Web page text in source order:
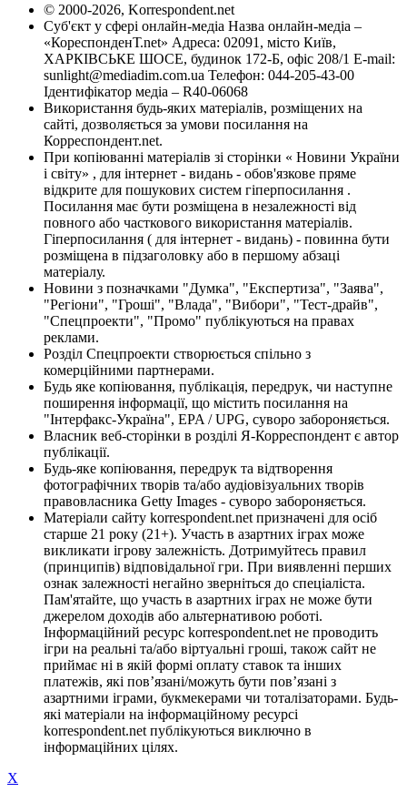
© 2000-2026, Korrespondent.net
Суб'єкт у сфері онлайн-медіа Назва онлайн-медіа –
«КореспонденТ.net» Адреса: 02091, місто Київ,
ХАРКІВСЬКЕ ШОСЕ, будинок 172-Б, офіс 208/1 E-mail:
sunlight@mediadim.com.ua Телефон: 044-205-43-00
Ідентифікатор медіа – R40-06068
Використання будь-яких матеріалів, розміщених на
сайті, дозволяється за умови посилання на
Корреспондент.net.
При копіюванні матеріалів зі сторінки « Новини України
і світу» , для інтернет - видань - обов'язкове пряме
відкрите для пошукових систем гіперпосилання .
Посилання має бути розміщена в незалежності від
повного або часткового використання матеріалів.
Гіперпосилання ( для інтернет - видань) - повинна бути
розміщена в підзаголовку або в першому абзаці
матеріалу.
Новини з позначками "Думка", "Експертиза", "Заява",
"Регіони", "Гроші", "Влада", "Вибори", "Тест-драйв",
"Спецпроекти", "Промо" публікуються на правах
реклами.
Розділ Спецпроекти створюється спільно з
комерційними партнерами.
Будь яке копіювання, публікація, передрук, чи наступне
поширення інформації, що містить посилання на
"Інтерфакс-Україна", EPA / UPG, суворо забороняється.
Власник веб-сторінки в розділі Я-Корреспондент є автор
публікації.
Будь-яке копіювання, передрук та відтворення
фотографічних творів та/або аудіовізуальних творів
правовласника Getty Images - суворо забороняється.
Матеріали сайту korrespondent.net призначені для осіб
старше 21 року (21+). Участь в азартних іграх може
викликати ігрову залежність. Дотримуйтесь правил
(принципів) відповідальної гри. При виявленні перших
ознак залежності негайно зверніться до спеціаліста.
Пам'ятайте, що участь в азартних іграх не може бути
джерелом доходів або альтернативою роботі.
Інформаційний ресурс korrespondent.net не проводить
ігри на реальні та/або віртуальні гроші, також сайт не
приймає ні в якій формі оплату ставок та інших
платежів, які пов’язані/можуть бути пов’язані з
азартними іграми, букмекерами чи тоталізаторами. Будь-
які матеріали на інформаційному ресурсі
korrespondent.net публікуються виключно в
інформаційних цілях.
X